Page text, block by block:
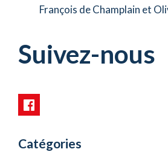
François de Champlain et
Suivez-nous
Catégories